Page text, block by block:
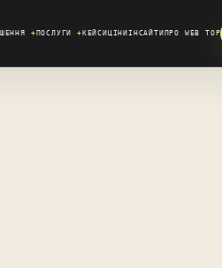
+ПОСЛУГИ +КЕЙСИЦІНИІНСАЙТИПРО WEB TOP